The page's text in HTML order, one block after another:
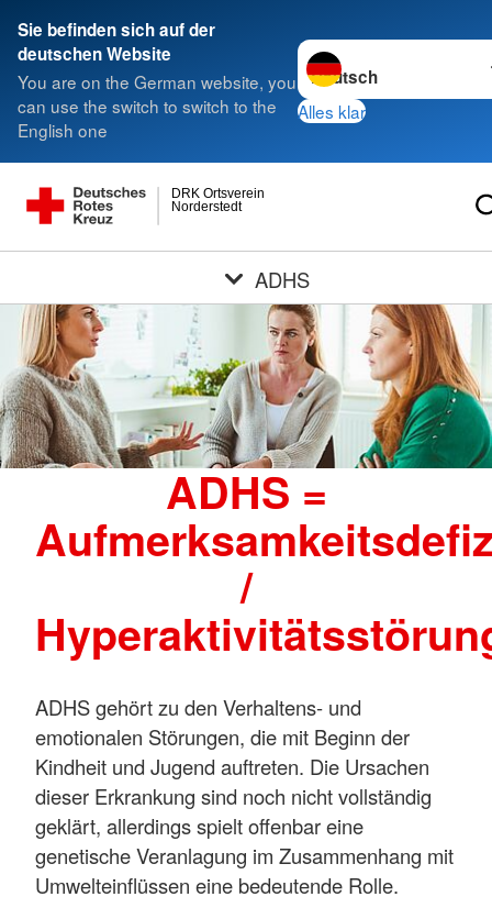
Sie befinden sich auf der
deutschen Website
You are on the German website, you
can use the switch to switch to the
English one
Sprache wechseln zu
Alles klar
Norderstedt
DRK Ortsverein
ADHS
ADHS =
/
ADHS gehört zu den Verhaltens- und
emotionalen Störungen, die mit Beginn der
Kindheit und Jugend auftreten. Die Ursachen
dieser Erkrankung sind noch nicht vollständig
geklärt, allerdings spielt offenbar eine
genetische Veranlagung im Zusammenhang mit
Umwelteinflüssen eine bedeutende Rolle.